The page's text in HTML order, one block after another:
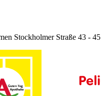
Stockholmer Straße 43 - 45